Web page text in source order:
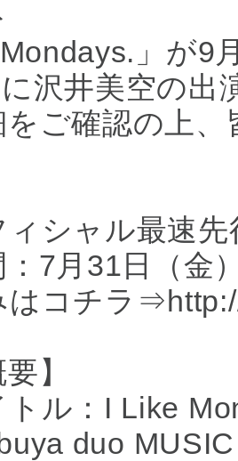
Mondays.」が
沢井美空の出
をご確認の上
シャル最速先
：7月31日（金
はコチラ
】
トル：I Like
duo